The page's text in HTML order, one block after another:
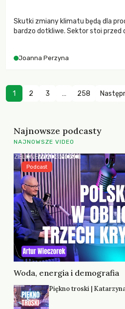
Skutki zmiany klimatu będą dla
bardzo dotkliwe. Sektor stoi przed
zachodzących zmian
Joanna Perzyna
1 2 3 … 258
Najnowsze podcasty
NAJNOWSZE VIDEO
Woda, energia i demografia
Podcast
Piękno troski |